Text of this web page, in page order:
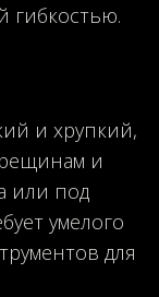
гибкостью.
и хрупкий,
и
или под
умелого
для